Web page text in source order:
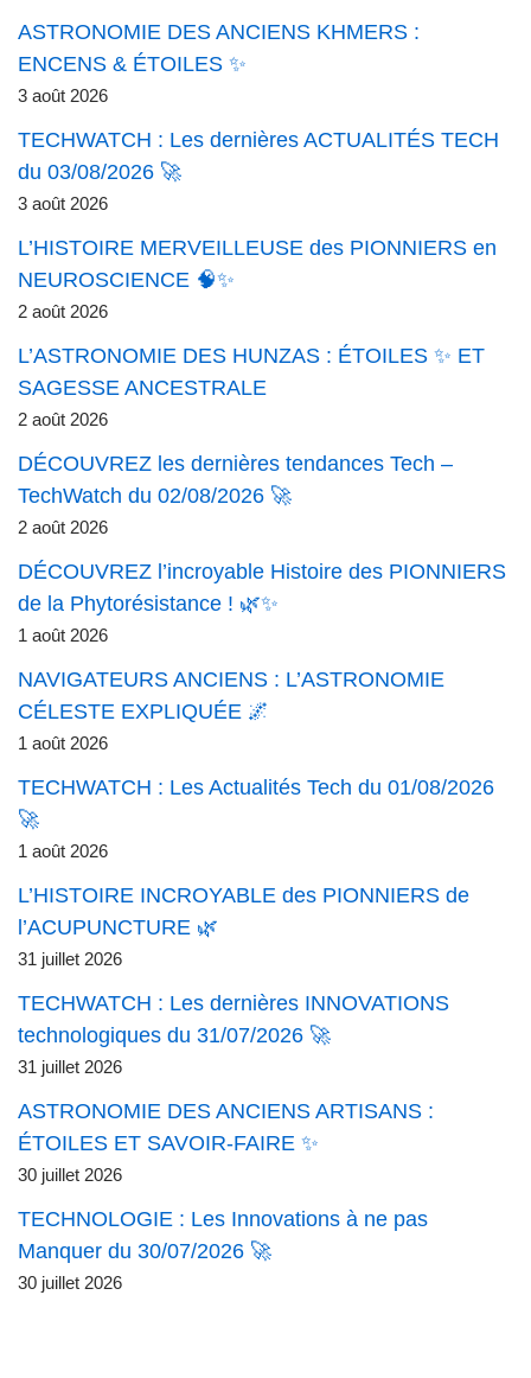
ASTRONOMIE DES ANCIENS KHMERS :
ENCENS & ÉTOILES ✨
3 août 2026
TECHWATCH : Les dernières ACTUALITÉS TECH
du 03/08/2026 🚀
3 août 2026
L’HISTOIRE MERVEILLEUSE des PIONNIERS en
NEUROSCIENCE 🧠✨
2 août 2026
L’ASTRONOMIE DES HUNZAS : ÉTOILES ✨ ET
SAGESSE ANCESTRALE
2 août 2026
DÉCOUVREZ les dernières tendances Tech –
TechWatch du 02/08/2026 🚀
2 août 2026
DÉCOUVREZ l’incroyable Histoire des PIONNIERS
de la Phytorésistance ! 🌿✨
1 août 2026
NAVIGATEURS ANCIENS : L’ASTRONOMIE
CÉLESTE EXPLIQUÉE 🌌
1 août 2026
TECHWATCH : Les Actualités Tech du 01/08/2026
🚀
1 août 2026
L’HISTOIRE INCROYABLE des PIONNIERS de
l’ACUPUNCTURE 🌿
31 juillet 2026
TECHWATCH : Les dernières INNOVATIONS
technologiques du 31/07/2026 🚀
31 juillet 2026
ASTRONOMIE DES ANCIENS ARTISANS :
ÉTOILES ET SAVOIR-FAIRE ✨
30 juillet 2026
TECHNOLOGIE : Les Innovations à ne pas
Manquer du 30/07/2026 🚀
30 juillet 2026